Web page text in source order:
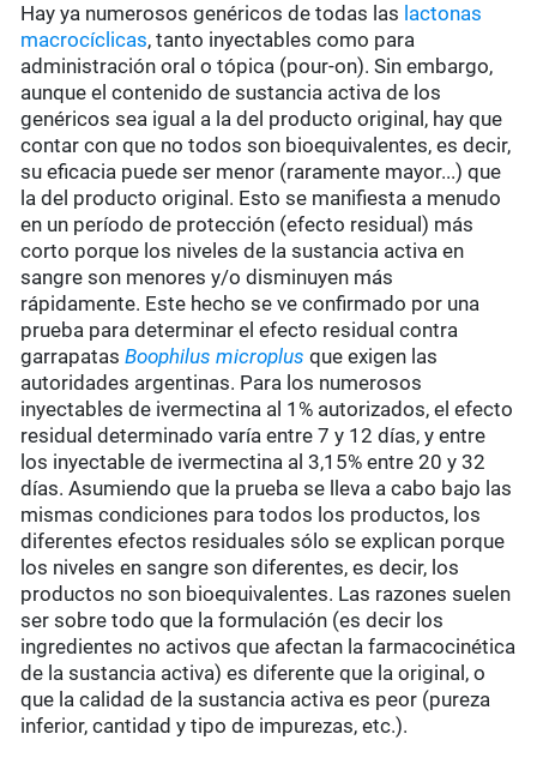
Hay ya numerosos genéricos de todas las lactonas
macrocíclicas, tanto inyectables como para
administración oral o tópica (pour-on). Sin embargo,
aunque el contenido de sustancia activa de los
genéricos sea igual a la del producto original, hay que
contar con que no todos son bioequivalentes, es decir,
su eficacia puede ser menor (raramente mayor...) que
la del producto original. Esto se manifiesta a menudo
en un período de protección (efecto residual) más
corto porque los niveles de la sustancia activa en
sangre son menores y/o disminuyen más
rápidamente. Este hecho se ve confirmado por una
prueba para determinar el efecto residual contra
garrapatasBoophilus microplus que exigen las
autoridades argentinas. Para los numerosos
inyectables de ivermectina al 1% autorizados, el efecto
residual determinado varía entre 7 y 12 días, y entre
los inyectable de ivermectina al 3,15% entre 20 y 32
días. Asumiendo que la prueba se lleva a cabo bajo las
mismas condiciones para todos los productos, los
diferentes efectos residuales sólo se explican porque
los niveles en sangre son diferentes, es decir, los
productos no son bioequivalentes. Las razones suelen
ser sobre todo que la formulación (es decir los
ingredientes no activos que afectan la farmacocinética
de la sustancia activa) es diferente que la original, o
que la calidad de la sustancia activa es peor (pureza
inferior, cantidad y tipo de impurezas, etc.).